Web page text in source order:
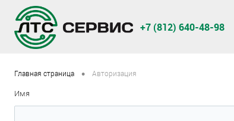
+7 (812) 640-48-98
Главная страница • Авторизация
Имя